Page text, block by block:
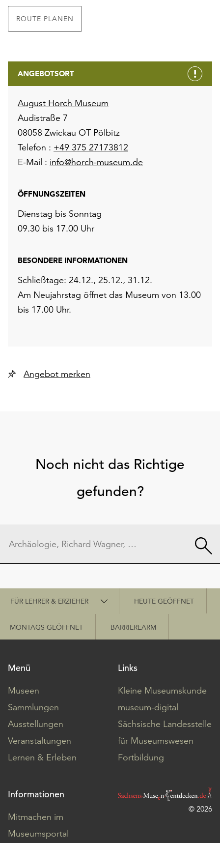
ROUTE PLANEN
ANGEBOTSORT
August Horch Museum
Audistraße 7
08058 Zwickau OT Pölbitz
Telefon : +49 375 27173812
E-Mail : info@horch-museum.de
ÖFFNUNGSZEITEN
Dienstag bis Sonntag
09.30 bis 17.00 Uhr
BESONDERE INFORMATIONEN
Schließtage: 24.12., 25.12., 31.12.
Am Neujahrstag öffnet das Museum von 13.00
bis 17.00 Uhr.
Angebot merken
Noch nicht das Richtige
gefunden?
Schnellzugriff
FÜR LEHRER & ERZIEHER HEUTE GEÖFFNET
MONTAGS GEÖFFNET BARRIEREARM
Menü
Museen
Sammlungen
Ausstellungen
Veranstaltungen
Lernen & Erleben
Links
Kleine Museumskunde
museum-digital
Sächsische Landesstelle
für Museumswesen
Fortbildung
Informationen
Mitmachen im
Museumsportal
© 2026